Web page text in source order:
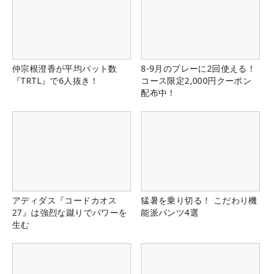
仲宗根澄香が平均パット数
『TRTL』で6人抜き！
8-9月のプレーに2回使える！
コース限定2,000円クーポン
配布中！
アディダス『コードカオス
27』は強烈な蹴りでパワーを
生む
猛暑を乗り切る！ こだわり機
能派パンツ4選